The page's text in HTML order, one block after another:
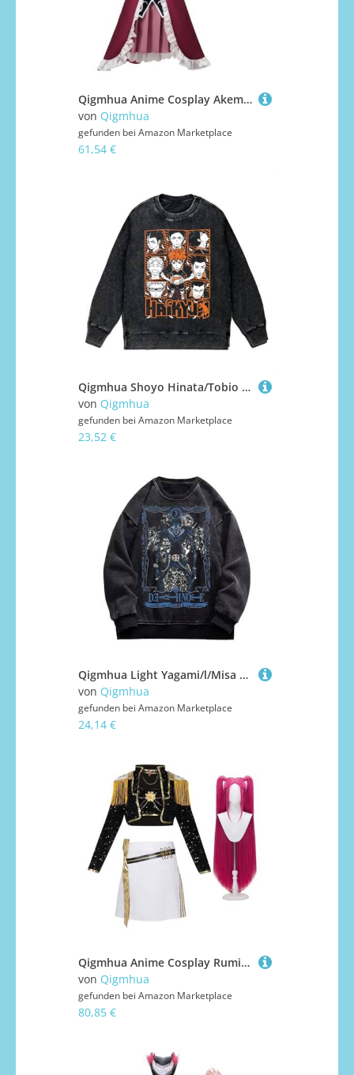
Qigmhua Anime Cosplay Akemi Homura/Kyouko Kostüm - Chinesischer Cheongsam Komplettes Set Uniform Kleid Damen Halloween Dress Up Outfits
von Qigmhua
gefunden bei Amazon Marketplace
61,54 €
Qigmhua Shoyo Hinata/Tobio Kageyama Sweatshirts Anime Hoodies Kuroo Tetsurou/Kozume Kenma Cartoon Sportpullover Langarm Tops Unisex
von Qigmhua
gefunden bei Amazon Marketplace
23,52 €
Qigmhua Light Yagami/l/Misa Amane Sweatshirt Anime Cosplay Hoodies Langarm Schwarz Rundhals Pullover Vintage Wash Styles Herren Damen
von Qigmhua
gefunden bei Amazon Marketplace
24,14 €
Qigmhua Anime Cosplay Rumi/Mira/Zoey Kostüm Mit Zubehör Anime Idol Kostüm Halloween für Frauen Cosplay Schwarz und Goldfarben Kleid
von Qigmhua
gefunden bei Amazon Marketplace
80,85 €